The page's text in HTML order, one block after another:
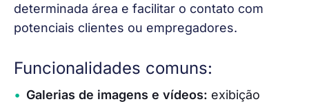
determinada área e facilitar o contato com
potenciais clientes ou empregadores.
Funcionalidades comuns:
Galerias de imagens e vídeos: exibição